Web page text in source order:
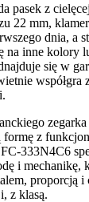
pasek z
22 mm,
dnia, a
na inne kolory
się w
współgra
z
333N4C6
i mechanikę,
proporcją i
z klasą.